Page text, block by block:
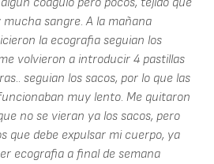
sangre. A la mañana
la ecografia seguian los
volvieron a introducir 4 pastillas
seguian los sacos, por lo que las
muy lento. Me quitaron
no se vieran ya los sacos, pero
que debe expulsar mi cuerpo, ya
ecografia a final de semana